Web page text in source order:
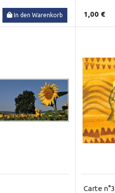
In den Warenkorb 1,00 €
Carte